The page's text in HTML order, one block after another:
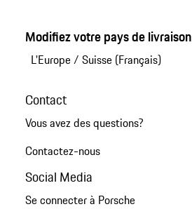
Modifiez votre pays de livraison
L'Europe/ Suisse (Français)
Contact
Vous avez des questions?
Contactez-nous
Social Media
Se connecter à Porsche